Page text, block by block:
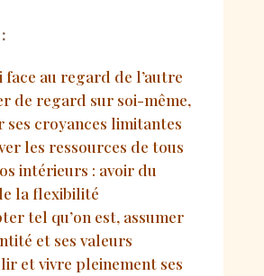
face au regard de l’autre
de regard sur soi-même,
ses croyances limitantes
les ressources de tous
intérieurs : avoir du
la flexibilité
tel qu’on est, assumer
et ses valeurs
et vivre pleinement ses